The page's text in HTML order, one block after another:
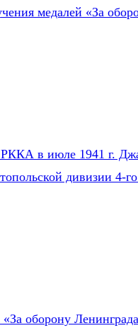
медалей «За
РККА в июле 1941 г.
дивизии 4-
оборону